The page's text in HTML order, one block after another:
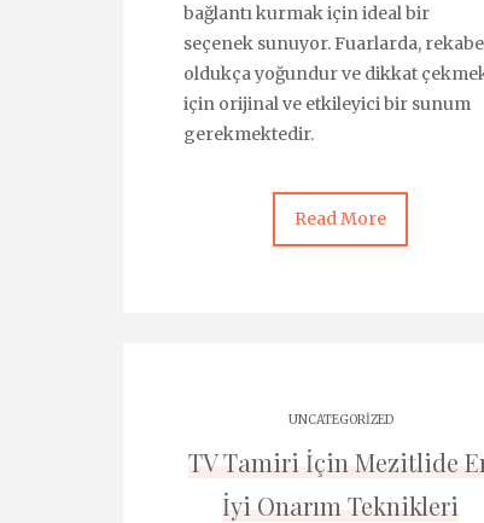
bağlantı kurmak için ideal bir
seçenek sunuyor. Fuarlarda,
oldukça yoğundur ve dikkat
için orijinal ve etkileyici bir sunum
gerekmektedir.
Read More
UNCATEGORIZED
TV Tamiri İçin Mezitlide
İyi Onarım Teknikleri